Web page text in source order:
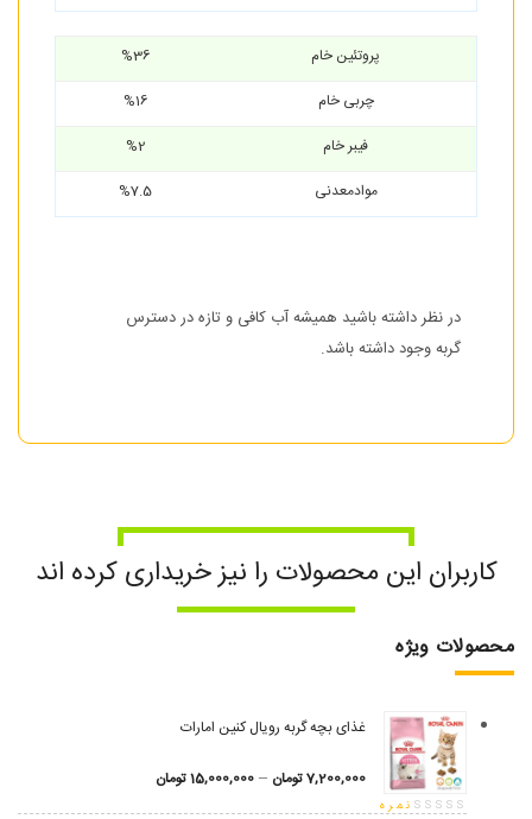
پروتئین خام
%36
چربی خام
%16
فیبر خام
%2
موادمعدنی
%7.5
در نظر داشته باشید همیشه آب کافی و تازه در دسترس
گربه وجود داشته باشد.
کاربران این محصولات را نیز خریداری کرده اند
محصولات ویژه
غذای بچه گربه رویال کنین امارات
نمره
7,200,000تومان –
15,000,000تومان